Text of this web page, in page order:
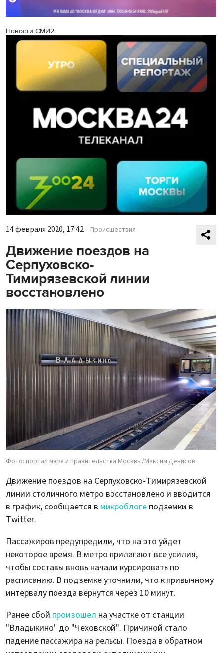
Новости СМИ2
14 февраля 2020, 17:42 Происшествия
Движение поездов на
Серпуховско-
Тимирязевской линии
восстановлено
Фото: портал мэра и правительства Москвы/Максим Денисов
Движение поездов на Серпуховско-Тимирязевской
линии столичного метро восстановлено и вводится
в график, сообщается в микроблоге подземки в
Twitter.
Пассажиров предупредили, что на это уйдет
некоторое время. В метро прилагают все усилия,
чтобы составы вновь начали курсировать по
расписанию. В подземке уточнили, что к привычному
интервалу поезда вернутся через 10 минут.
Ранее сбой произошел на участке от станции
"Владыкино" до "Чеховской". Причиной стало
падение пассажира на рельсы. Поезда в обратном